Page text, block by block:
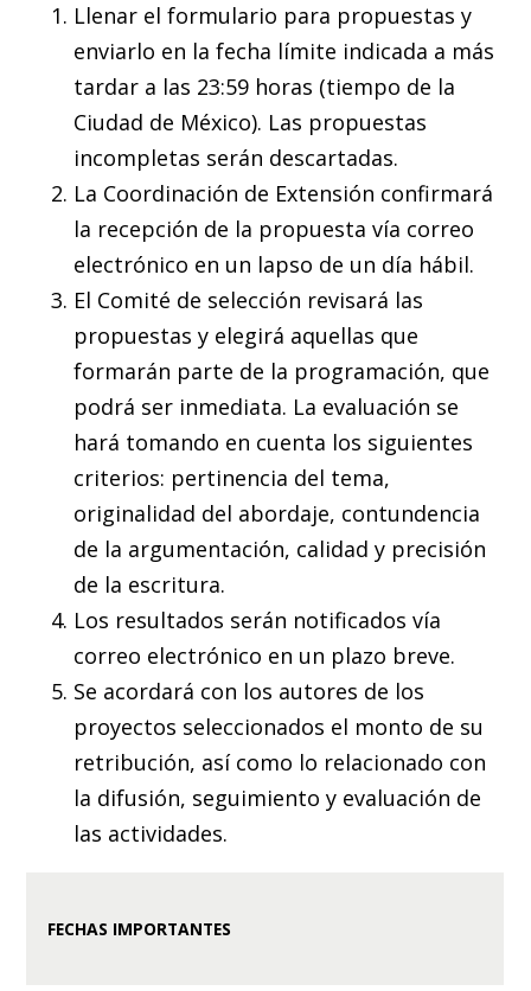
Llenar el formulario para propuestas y
enviarlo en la fecha límite indicada a más
tardar a las 23:59 horas (tiempo de la
Ciudad de México). Las propuestas
incompletas serán descartadas.
La Coordinación de Extensión confirmará
la recepción de la propuesta vía correo
electrónico en un lapso de un día hábil.
El Comité de selección revisará las
propuestas y elegirá aquellas que
formarán parte de la programación, que
podrá ser inmediata. La evaluación se
hará tomando en cuenta los siguientes
criterios: pertinencia del tema,
originalidad del abordaje, contundencia
de la argumentación, calidad y precisión
de la escritura.
Los resultados serán notificados vía
correo electrónico en un plazo breve.
Se acordará con los autores de los
proyectos seleccionados el monto de su
retribución, así como lo relacionado con
la difusión, seguimiento y evaluación de
las actividades.
FECHAS IMPORTANTES